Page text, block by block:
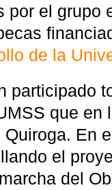
por el grupo
de la
participado
que en
En
el
del